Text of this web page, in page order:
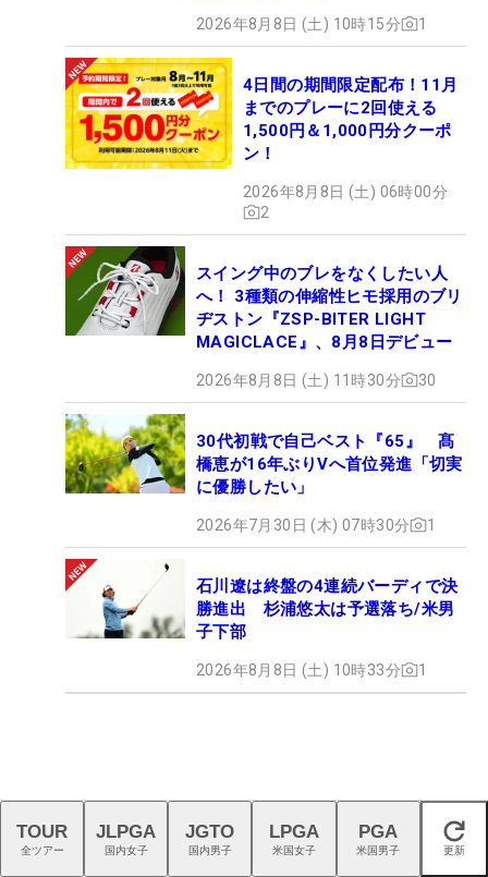
2026年8月8日 (土) 10時15分 1
4日間の期間限定配布！11月
までのプレーに2回使える
1,500円＆1,000円分クーポ
ン！
2026年8月8日 (土) 06時00分
2
スイング中のブレをなくしたい人
へ！ 3種類の伸縮性ヒモ採用のブリ
ヂストン『ZSP-BITER LIGHT
MAGICLACE』、8月8日デビュー
2026年8月8日 (土) 11時30分 30
30代初戦で自己ベスト『65』 髙
橋恵が16年ぶりVへ首位発進「切実
に優勝したい」
2026年7月30日 (木) 07時30分 1
石川遼は終盤の4連続バーディで決
勝進出 杉浦悠太は予選落ち/米男
子下部
2026年8月8日 (土) 10時33分 1
閉じる
TOUR
全ツアー
JLPGA
国内女子
JGTO
国内男子
LPGA
米国女子
PGA
米国男子 更新